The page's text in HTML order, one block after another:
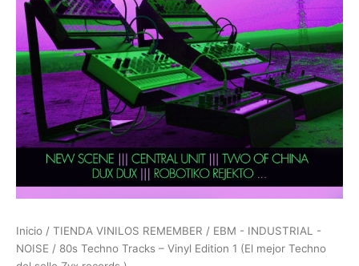
Inicio / TIENDA VINILOS REMEMBER / EBM - INDUSTRIAL -
NOISE / 80s Techno Tracks – Vinyl Edition 1 (El mejor Techno